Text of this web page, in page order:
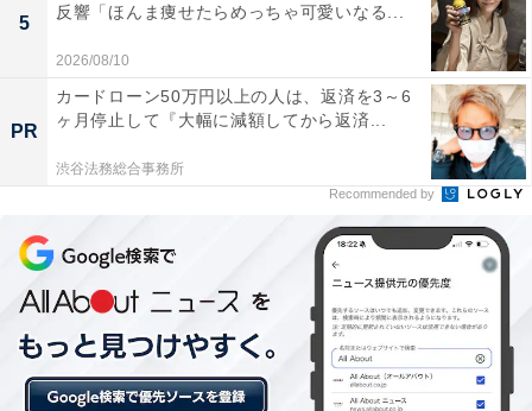
5
反響「ほんま痩せたらめっちゃ可愛いなる...
2026/08/10
PR
カードローン50万円以上の人は、返済を3～6
ヶ月停止して『大幅に減額してから返済...
渋谷法務総合事務所
Recommended by